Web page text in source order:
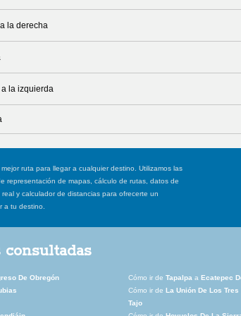
la derecha
la izquierda
ruta para llegar a cualquier destino. Utilizamos las
representación de mapas, cálculo de rutas, datos de
y calculador de distancias para ofrecerte un
a tu destino.
De Obregón Cómo ir de Tapalpa a Ecatepec
Cómo ir de La Unión De Los
Tajo